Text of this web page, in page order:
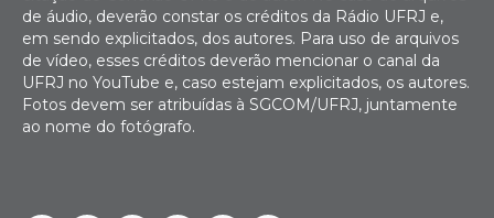
de áudio, deverão constar os créditos da Rádio UFRJ e,
em sendo explicitados, dos autores. Para uso de arquivos
de vídeo, esses créditos deverão mencionar o canal da
UFRJ no YouTube e, caso estejam explicitados, os autores.
Fotos devem ser atribuídas à SGCOM/UFRJ, juntamente
ao nome do fotógrafo.